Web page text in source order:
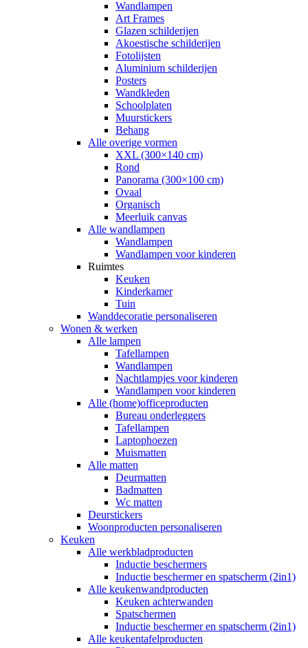
Wandlampen
Art Frames
Glazen schilderijen
Akoestische schilderijen
Fotolijsten
Aluminium schilderijen
Posters
Wandkleden
Schoolplaten
Muurstickers
Behang
Alle overige vormen
XXL (300×140 cm)
Rond
Panorama (300×100 cm)
Ovaal
Organisch
Meerluik canvas
Alle wandlampen
Wandlampen
Wandlampen voor kinderen
Ruimtes
Keuken
Kinderkamer
Tuin
Wanddecoratie personaliseren
Wonen & werken
Alle lampen
Tafellampen
Wandlampen
Nachtlampjes voor kinderen
Wandlampen voor kinderen
Alle (home)officeproducten
Bureau onderleggers
Tafellampen
Laptophoezen
Muismatten
Alle matten
Deurmatten
Badmatten
Wc matten
Deurstickers
Woonproducten personaliseren
Keuken
Alle werkbladproducten
Inductie beschermers
Inductie beschermer en spatscherm (2in1)
Alle keukenwandproducten
Keuken achterwanden
Spatschermen
Inductie beschermer en spatscherm (2in1)
Alle keukentafelproducten